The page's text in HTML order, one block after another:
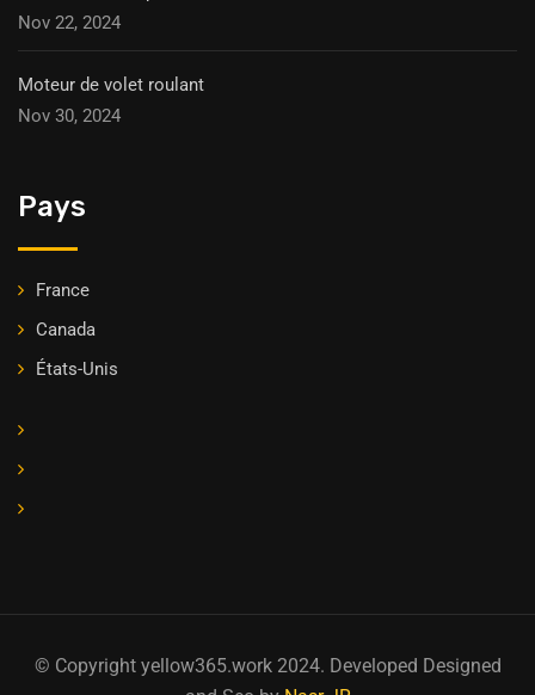
Nov 22, 2024
Moteur de volet roulant
Nov 30, 2024
Pays
France
Canada
États-Unis
© Copyright yellow365.work 2024. Developed Designed